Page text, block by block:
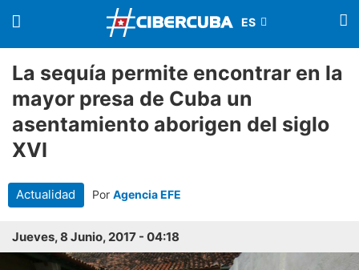
La sequía permite encontrar en la
mayor presa de Cuba un
asentamiento aborigen del siglo
XVI
Actualidad Por Agencia EFE
Jueves, 8 Junio, 2017 - 04:18